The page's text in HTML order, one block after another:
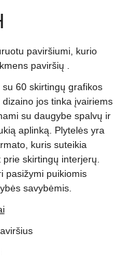
paviršiumi, kurio
paviršių .
60 skirtingų grafikos
jos tinka įvairiems
su daugybe spalvų ir
aplinką. Plytelės yra
kuris suteikia
skirtingų interjerų.
pasižymi puikiomis
savybėmis.